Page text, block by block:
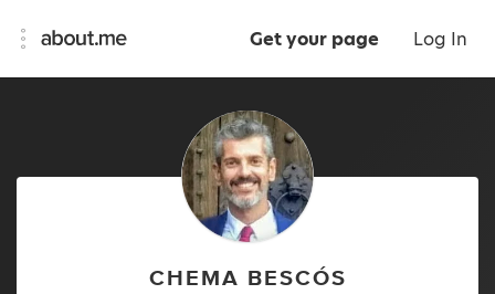
Get your page Log In
CHEMA BESCÓS